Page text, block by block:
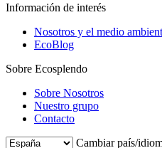
Información de interés
Nosotros y el medio
EcoBlog
Sobre Ecosplendo
Sobre Nosotros
Nuestro grupo
Contacto
Cambiar país/